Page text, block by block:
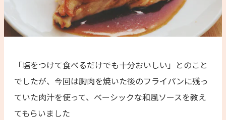
「塩をつけて食べるだけでも十分おいしい」とのこと
でしたが、今回は胸肉を焼いた後のフライパンに残っ
ていた肉汁を使って、ベーシックな和風ソースを教え
てもらいました